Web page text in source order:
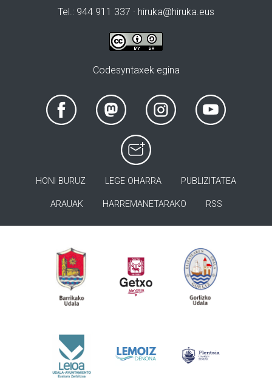
Tel.: 944 911 337 · hiruka@hiruka.eus
Codesyntaxek egina
HONI BURUZ LEGE OHARRA PUBLIZITATEA
ARAUAK HARREMANETARAKO RSS